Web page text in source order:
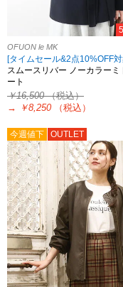
OFUON le MK
スムースリバー ノーカラーミ
ート
￥16,500（税込）
→
￥8,250 （税込）
今週値下 OUTLET